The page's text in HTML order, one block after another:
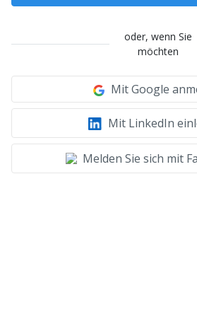
oder, wenn Sie
möchten
Mit Google
Mit LinkedIn
Melden Sie sich mit